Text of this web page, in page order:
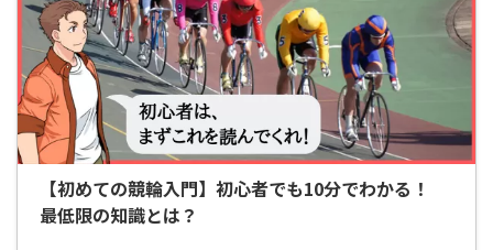
【初めての競輪入門】初心者でも10分でわかる！
最低限の知識とは？